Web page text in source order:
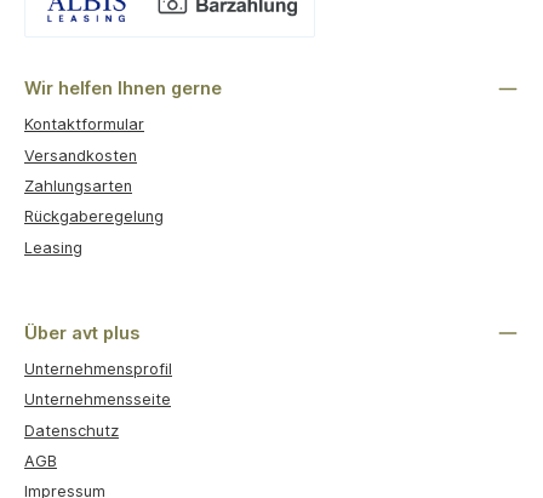
Wir helfen Ihnen gerne
Kontaktformular
Versandkosten
Zahlungsarten
Rückgaberegelung
Leasing
Über avt plus
Unternehmensprofil
Unternehmensseite
Datenschutz
AGB
Impressum